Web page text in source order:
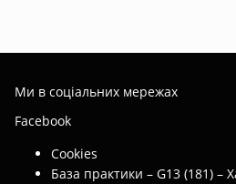
Ми в соціальних мережах
Facebook
Cookies
База практики – G13 (181) –